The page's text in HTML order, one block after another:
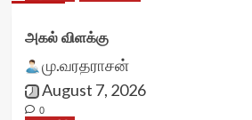
அகல் விளக்கு
மு.வரதராசன்
August 7, 2026
0